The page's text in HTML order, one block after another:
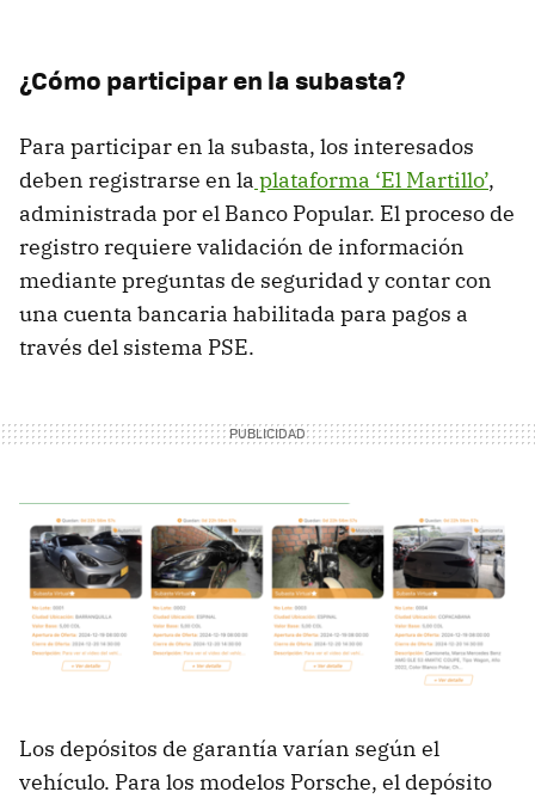
¿Cómo participar en la subasta?
Para participar en la subasta, los interesados
deben registrarse en la plataforma ‘El Martillo’,
administrada por el Banco Popular. El proceso de
registro requiere validación de información
mediante preguntas de seguridad y contar con
una cuenta bancaria habilitada para pagos a
través del sistema PSE.
Los depósitos de garantía varían según el
vehículo. Para los modelos Porsche, el depósito